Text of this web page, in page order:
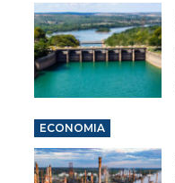
ECONOMIA